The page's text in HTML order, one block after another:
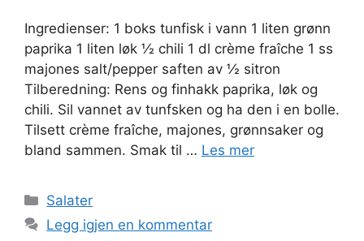
Ingredienser: 1 boks tunfisk i vann 1 liten grønn
paprika 1 liten løk ½ chili 1 dl crème fraîche 1 ss
majones salt/pepper saften av ½ sitron
Tilberedning: Rens og finhakk paprika, løk og
chili. Sil vannet av tunfsken og ha den i en bolle.
Tilsett crème fraîche, majones, grønnsaker og
bland sammen. Smak til … Les mer
Kategorier
Salater
Legg igjen en kommentar